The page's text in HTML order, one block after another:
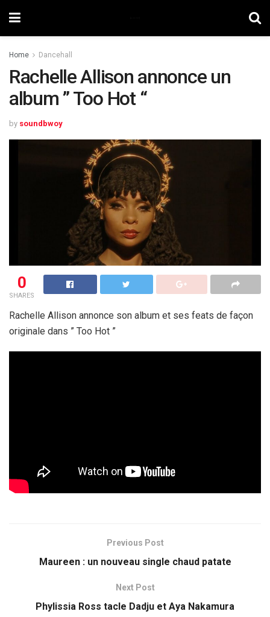
Home Dancehall
Rachelle Allison annonce un
album ” Too Hot “
by soundbwoy
0
SHARES
Rachelle Allison annonce son album et ses feats de façon
originale dans ” Too Hot ”
Previous Post
Maureen : un nouveau single chaud patate
Next Post
Phylissia Ross tacle Dadju et Aya Nakamura